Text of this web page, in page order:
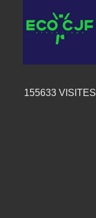
155633 VISITES